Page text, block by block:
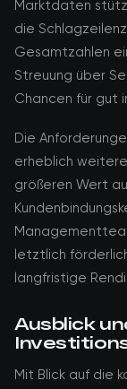
Marktdaten
die
Gesamtzahlen
Streuung über
Chancen für gut
Die
erheblich
größeren Wert
letztlich
langfristige
Ausblick
Mit Blick auf die